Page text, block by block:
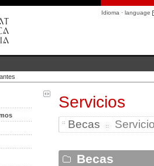
Idioma · language
Servicios
Becas
Becas